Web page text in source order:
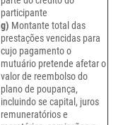
participante
g) Montante total das
prestações vencidas para
cujo pagamento o
mutuário pretende afetar o
valor de reembolso do
plano de poupança,
incluindo se capital, juros
remuneratórios e